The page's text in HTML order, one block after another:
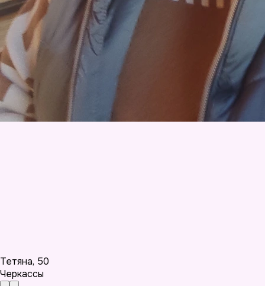
Тетяна, 50
Черкассы